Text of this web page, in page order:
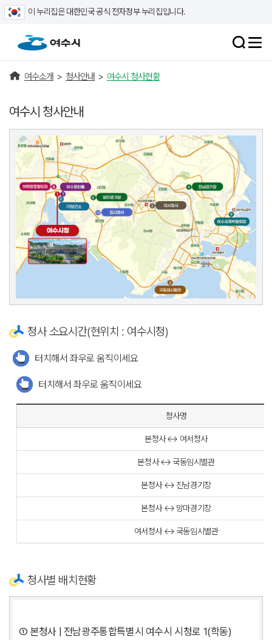
이 누리집은 대한민국 공식 전자정부 누리집입니다.
여수소개 > 청사안내 > 여수시 청사현황
여수시 청사안내
청사 소요시간(현위치 : 여수시청)
터치해서 좌우로 움직이세요
터치해서 좌우로 움직이세요
청사명
본청사 ↔ 여서청사
본청사 ↔ 국동임시별관
본청사 ↔ 진남경기장
본청사 ↔ 망마경기장
여서청사 ↔ 국동임시별관
청사별 배치현황
① 본청사 | 전남광주통합특별시 여수시 시청로 1(학동)